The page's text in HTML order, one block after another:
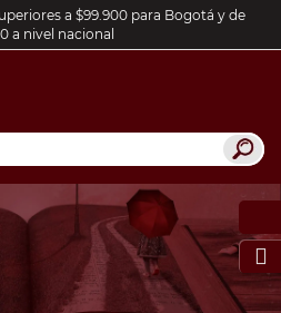
a $99.900 para Bogotá y de
a nivel nacional
